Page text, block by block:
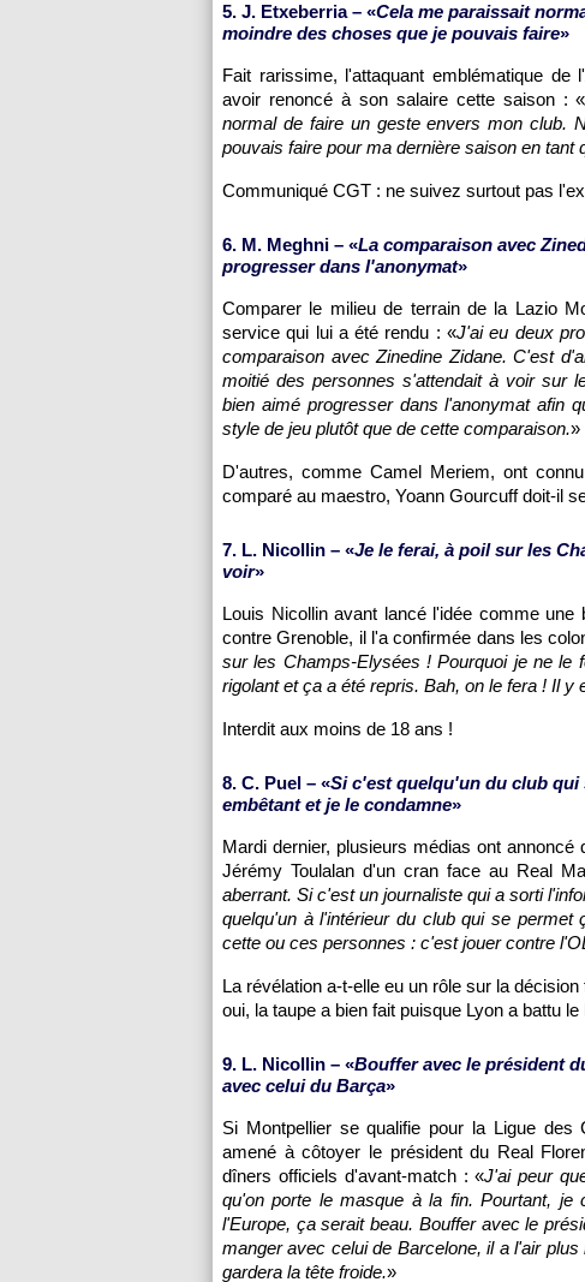
5. J. Etxeberria – «Cela me paraissait
moindre des choses que je pouvais faire»
Fait rarissime, l'attaquant emblématique
avoir renoncé à son salaire cette saison : «
normal de faire un geste envers mon club.
pouvais faire pour ma dernière saison en tant
Communiqué CGT : ne suivez surtout pas
6. M. Meghni – «La comparaison avec
progresser dans l'anonymat»
Comparer le milieu de terrain de la Lazio
service qui lui a été rendu : «J'ai eu deux
comparaison avec Zinedine Zidane. C'est
moitié des personnes s'attendait à voir sur
bien aimé progresser dans l'anonymat afin
style de jeu plutôt que de cette comparaison.»
D'autres, comme Camel Meriem, ont
comparé au maestro, Yoann Gourcuff doit-il
7. L. Nicollin – «Je le ferai, à poil sur les
voir»
Louis Nicollin avant lancé l'idée comme
contre Grenoble, il l'a confirmée dans les
sur les Champs-Elysées ! Pourquoi je ne
rigolant et ça a été repris. Bah, on le fera ! Il
Interdit aux moins de 18 ans !
8. C. Puel – «Si c'est quelqu'un du club
embêtant et je le condamne»
Mardi dernier, plusieurs médias ont
Jérémy Toulalan d'un cran face au Real
aberrant. Si c'est un journaliste qui a sorti
quelqu'un à l'intérieur du club qui se
cette ou ces personnes : c'est jouer contre
La révélation a-t-elle eu un rôle sur la
oui, la taupe a bien fait puisque Lyon a battu le
9. L. Nicollin – «Bouffer avec le président
avec celui du Barça»
Si Montpellierse qualifie pour la Ligue des
amené à côtoyer le président du Real
dîners officiels d'avant-match : «J'ai peur
qu'on porte le masque à la fin. Pourtant, je
l'Europe, ça serait beau. Bouffer avec le
manger avec celui de Barcelone, il a l'air
gardera la tête froide.»